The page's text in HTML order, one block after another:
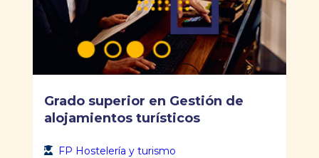
Grado superior en Gestión de
alojamientos turísticos
FP Hostelería y turismo